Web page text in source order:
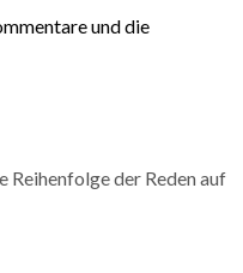
und die
Reihenfolge der Reden auf